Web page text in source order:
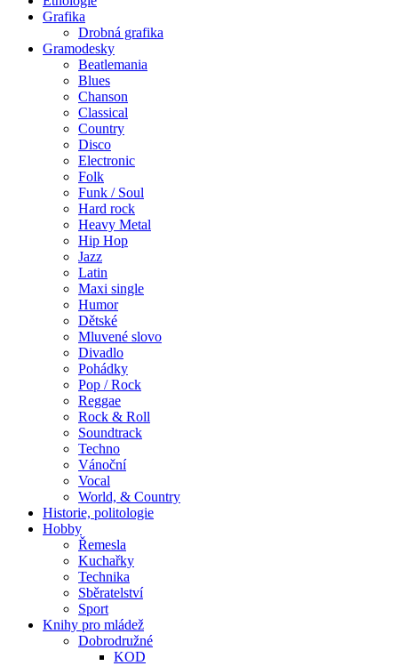
Grafika
Drobná grafika
Gramodesky
Beatlemania
Blues
Chanson
Classical
Country
Disco
Electronic
Folk
Funk / Soul
Hard rock
Heavy Metal
Hip Hop
Jazz
Latin
Maxi single
Humor
Dětské
Mluvené slovo
Divadlo
Pohádky
Pop / Rock
Reggae
Rock & Roll
Soundtrack
Techno
Vánoční
Vocal
World, & Country
Historie, politologie
Hobby
Řemesla
Kuchařky
Technika
Sběratelství
Sport
Knihy pro mládež
Dobrodružné
KOD